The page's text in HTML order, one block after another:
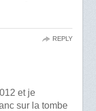
et je
sur la tombe
REPLY